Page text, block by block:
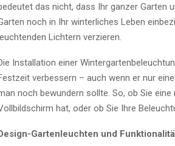
das nicht, dass Ihr ganzer Garten
noch in Ihr winterliches Leben
Lichtern verzieren.
Installation einer
verbessern – auch wenn er nur
noch bewundern sollte. So, ob Sie
hat, oder ob Sie Ihre
Gartenleuchten und